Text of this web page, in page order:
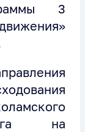
3
на